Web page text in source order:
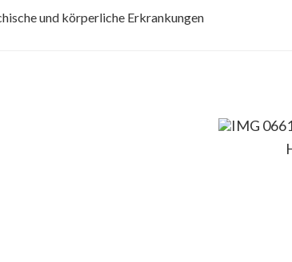
und körperliche Erkrankungen